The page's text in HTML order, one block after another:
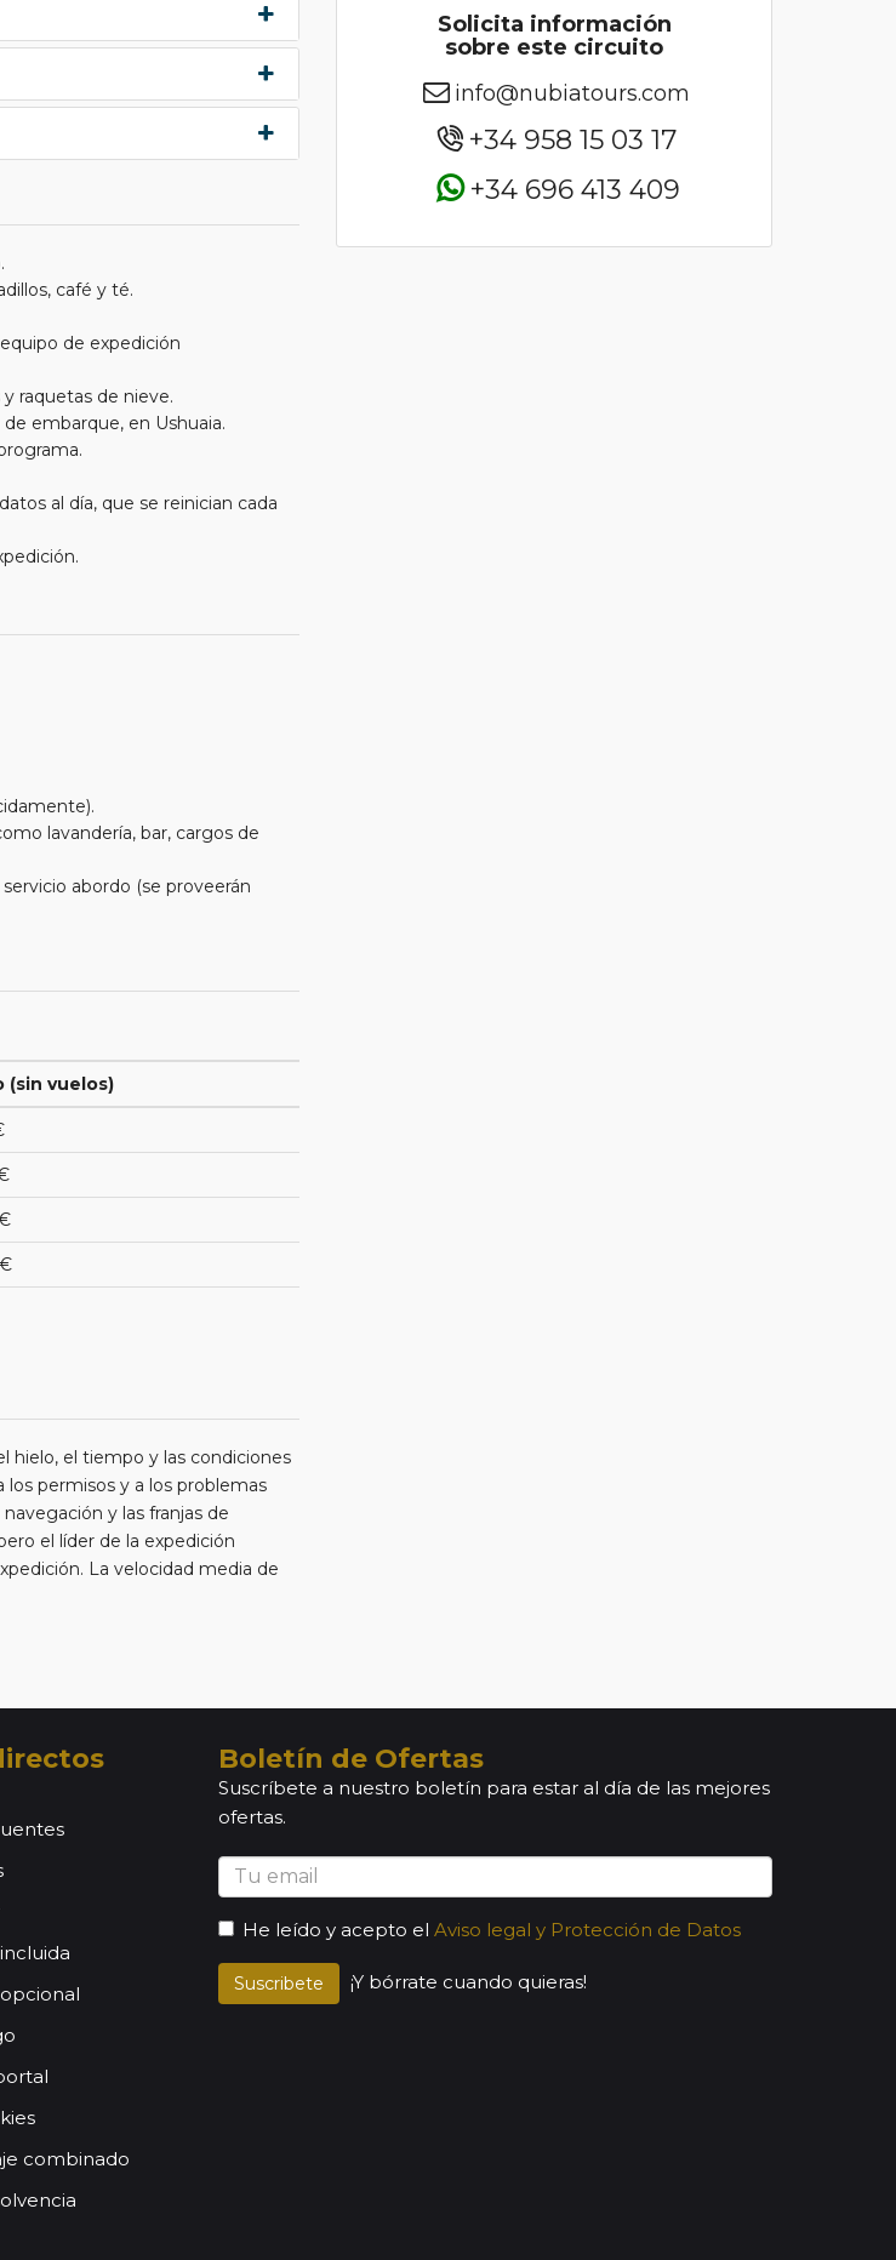
café y té.
de expedición
raquetas de nieve.
embarque, en Ushuaia.
al día, que se reinician cada
lavandería, bar, cargos de
abordo (se proveerán
(sin vuelos)
hielo, el tiempo y las condiciones
los permisos y a los problemas
y las franjas de
el líder de la expedición
La velocidad media de
Solicita información
sobre este circuito
info@nubiatours.com
+34 958 15 03 17
+34 696 413 409
combinado
Boletín de Ofertas
Suscríbete a nuestro boletín para estar al día de las mejores
ofertas.
He leído y acepto el Aviso legal y Protección de Datos
Suscribete ¡Y bórrate cuando quieras!